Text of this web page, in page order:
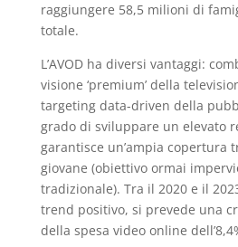
raggiungere 58,5 milioni di
totale.
L’AVOD ha diversi vantaggi:
visione ‘premium’ della
targeting data-driven della
grado di sviluppare un elevato
garantisce un’ampia copertura
giovane (obiettivo ormai
tradizionale). Tra il 2020 e il
trend positivo, si prevede una
della spesa video online